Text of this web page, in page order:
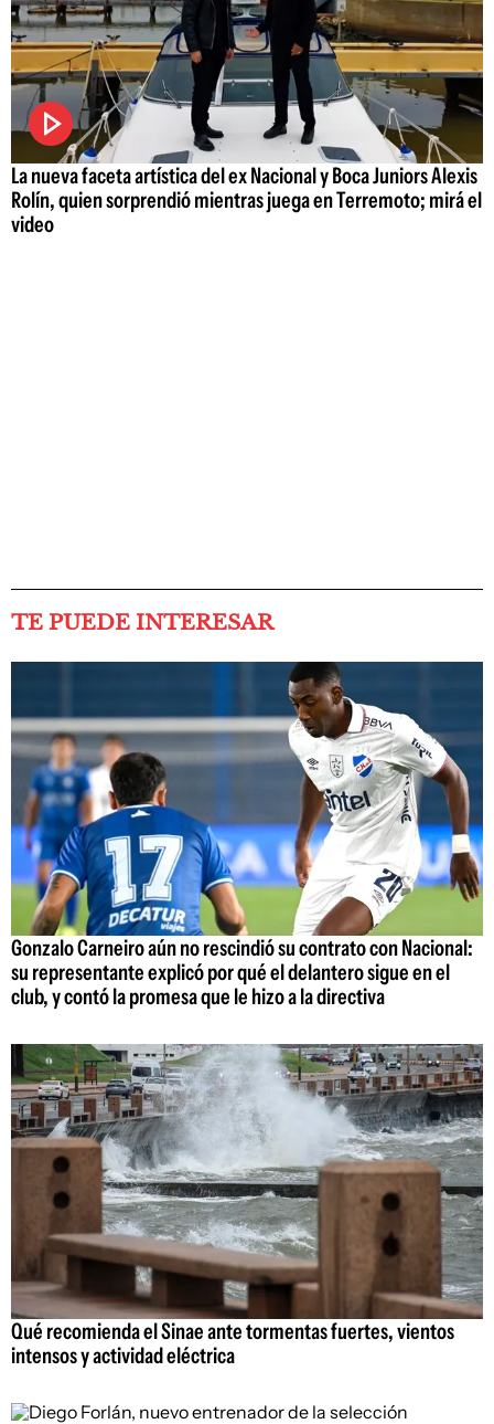
La nueva faceta artística del ex Nacional y Boca Juniors Alexis
Rolín, quien sorprendió mientras juega en Terremoto; mirá el
video
TE PUEDE INTERESAR
Gonzalo Carneiro aún no rescindió su contrato con Nacional:
su representante explicó por qué el delantero sigue en el
club, y contó la promesa que le hizo a la directiva
Qué recomienda el Sinae ante tormentas fuertes, vientos
intensos y actividad eléctrica